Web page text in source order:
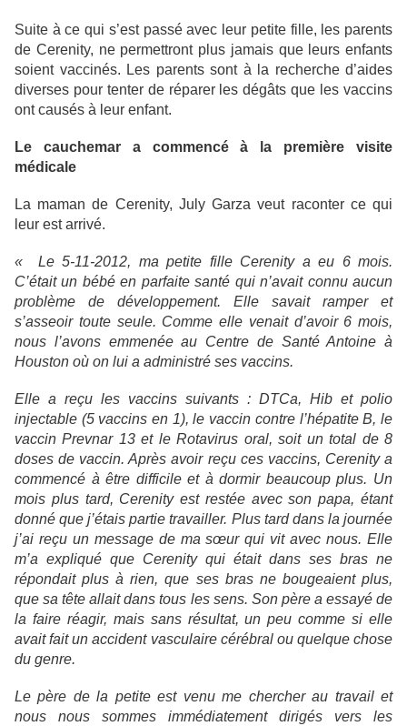
Suite à ce qui s’est passé avec leur petite fille, les parents
de Cerenity, ne permettront plus jamais que leurs enfants
soient vaccinés. Les parents sont à la recherche d’aides
diverses pour tenter de réparer les dégâts que les vaccins
ont causés à leur enfant.
Le cauchemar a commencé à la première visite
médicale
La maman de Cerenity, July Garza veut raconter ce qui
leur est arrivé.
« Le 5-11-2012, ma petite fille Cerenity a eu 6 mois.
C’était un bébé en parfaite santé qui n’avait connu aucun
problème de développement. Elle savait ramper et
s’asseoir toute seule. Comme elle venait d’avoir 6 mois,
nous l’avons emmenée au Centre de Santé Antoine à
Houston où on lui a administré ses vaccins.
Elle a reçu les vaccins suivants : DTCa, Hib et polio
injectable (5 vaccins en 1), le vaccin contre l’hépatite B, le
vaccin Prevnar 13 et le Rotavirus oral, soit un total de 8
doses de vaccin. Après avoir reçu ces vaccins, Cerenity a
commencé à être difficile et à dormir beaucoup plus. Un
mois plus tard, Cerenity est restée avec son papa, étant
donné que j’étais partie travailler. Plus tard dans la journée
j’ai reçu un message de ma sœur qui vit avec nous. Elle
m’a expliqué que Cerenity qui était dans ses bras ne
répondait plus à rien, que ses bras ne bougeaient plus,
que sa tête allait dans tous les sens. Son père a essayé de
la faire réagir, mais sans résultat, un peu comme si elle
avait fait un accident vasculaire cérébral ou quelque chose
du genre.
Le père de la petite est venu me chercher au travail et
nous nous sommes immédiatement dirigés vers les